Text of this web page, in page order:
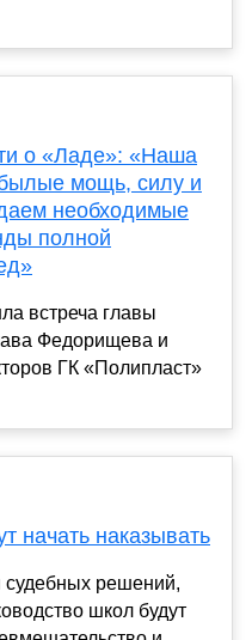
о «Ладе»: «Наша
былые мощь, силу и
необходимые
полной
встреча главы
Федорищева и
ГК «Полипласт»
начать наказывать
судебных решений,
школ будут